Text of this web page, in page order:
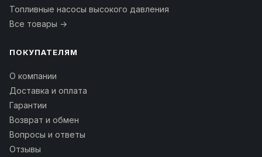
Топливные насосы высокого давления
Все товары →
ПОКУПАТЕЛЯМ
О компании
Доставка и оплата
Гарантии
Возврат и обмен
Вопросы и ответы
Отзывы